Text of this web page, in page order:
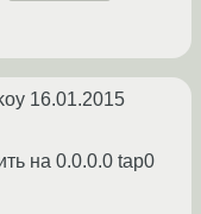
16.01.2015
на 0.0.0.0 tap0